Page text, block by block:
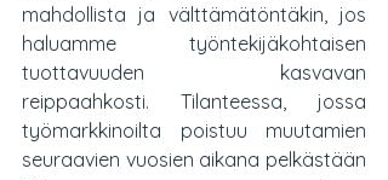
mahdollista ja välttämätöntäkin, jos
haluamme työntekijäkohtaisen
tuottavuuden kasvavan
reippaahkosti. Tilanteessa, jossa
työmarkkinoilta poistuu muutamien
seuraavien vuosien aikana pelkästään